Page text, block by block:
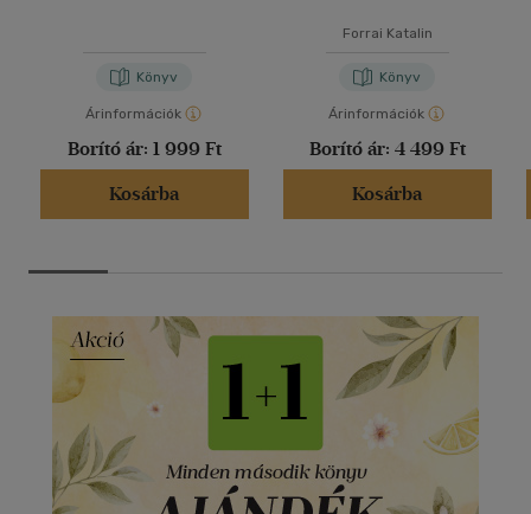
Könyv
Árinformációk
Borító ár: 1 999 Ft
Kosárba
Forrai Katalin
Könyv
Árinformációk
Borító ár: 4 499 Ft
Kosárba